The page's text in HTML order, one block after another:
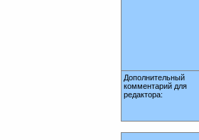
Дополнительный
комментарий для
редактора: